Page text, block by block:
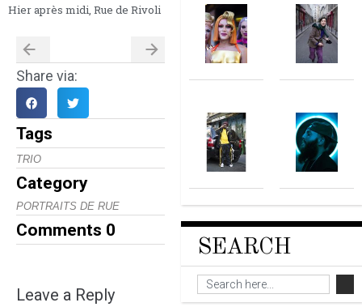
Hier après midi, Rue de Rivoli
Share via:
Tags
TRIO
Category
PORTRAITS DE RUE
Comments 0
Leave a Reply
SEARCH